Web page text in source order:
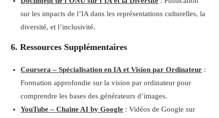
sur les impacts de l’IA dans les représentations culturelles, la
diversité, et l’inclusivité.
6. Ressources Supplémentaires
Coursera – Spécialisation en IA et Vision par Ordinateur :
Formation approfondie sur la vision par ordinateur pour
comprendre les bases des générateurs d’images.
YouTube – Chaîne AI by Google : Vidéos de Google sur